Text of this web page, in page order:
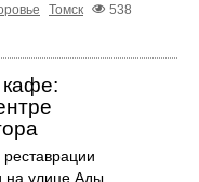
Томск
538
кафе:
на улице Ады